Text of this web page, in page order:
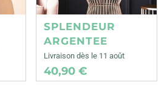
SPLENDEUR
ARGENTEE
Livraison dès le 11 août
40,90 €